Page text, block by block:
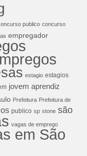
publico concurso
empregador
estagio estagios
jovem aprendiz
Prefeitura Prefeitura de
publico sp stone são
vagas de emprego
em São